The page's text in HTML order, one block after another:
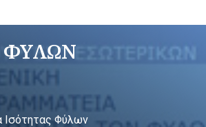
ΦΥΛΩΝ
Ισότητας Φύλων